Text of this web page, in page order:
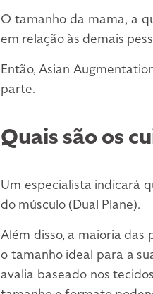
O tamanho da mama, a
em relação às demais
Então, Asian
parte.
Quais são os
Um especialista indicará
do músculo (Dual Plane).
Além disso, a maioria
o tamanho ideal para a
avalia baseado nos